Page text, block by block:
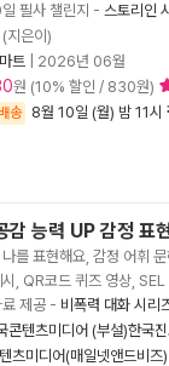
필사 챌린지 - 스토리인
(지은이)
트
2026년 06월
원 (10% 할인 / 830원)
송 8월 10일 (월) 밤 11시
감 능력 UP 감정 표
를 표현해요, 감정 어휘
시, QR코드 퀴즈 영상,
제공 - 비폭력 대화 시리
콘텐츠미디어 (부설)한국
츠미디어(매일넷앤드비즈)